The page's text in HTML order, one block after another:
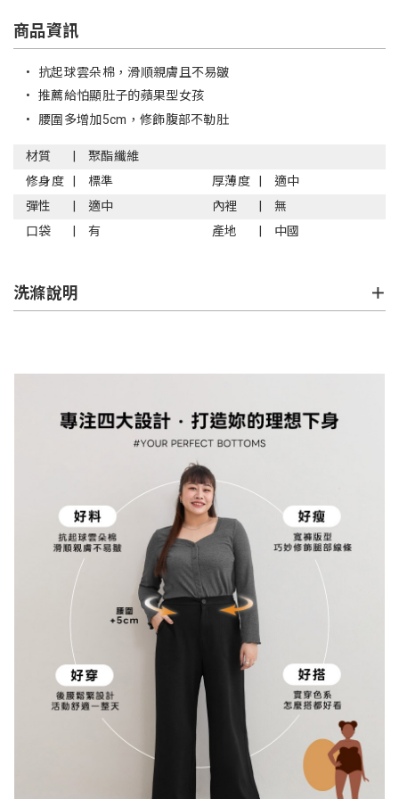
商品資訊
• 抗起球雲朵棉，滑順親膚且不易皺
• 推薦給怕顯肚子的蘋果型女孩
• 腰圍多增加5cm，修飾腹部不勒肚
材質
聚酯纖維
修身度
標準 厚薄度
適中
彈性
適中 內裡
無
口袋
有 產地 中國
洗滌說明